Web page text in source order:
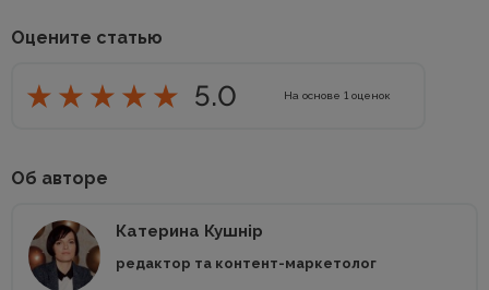
Оцените статью
5.0 На основе 1 оценок
Об авторе
Катерина Кушнір
редактор та контент-маркетолог